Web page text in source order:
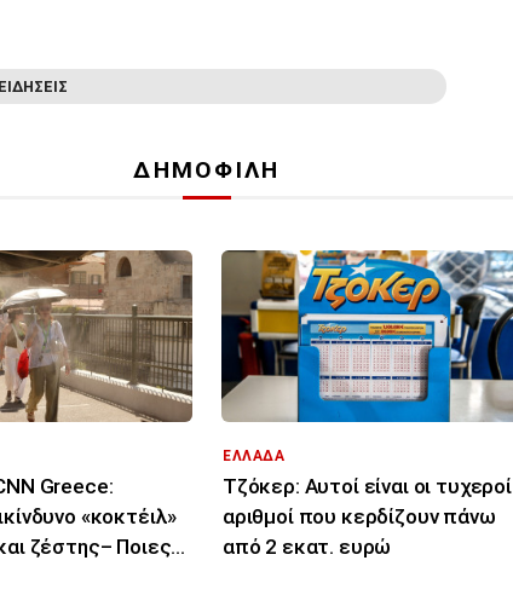
ΔΗΜΟΦΙΛΗ
Greece:
«κοκτέιλ»
ζέστης– Ποιες
ΕΛΛΑΔΑ
Τζόκερ: Αυτοί είναι οι τυχεροί
αριθμοί που κερδίζουν πάνω
από 2 εκατ. ευρώ